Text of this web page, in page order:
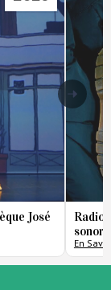
José
Radio
En